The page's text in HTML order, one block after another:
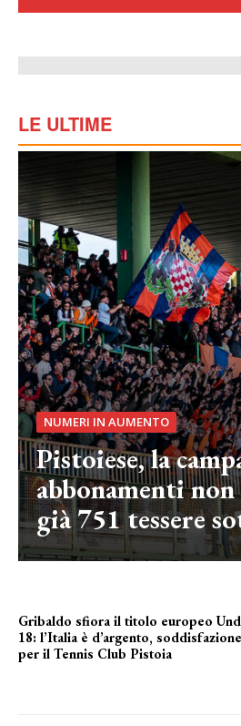
LE ULTIME
NUMERI IN AUMENTO
Pistoiese, la
abbonamenti
già 751 tessere
Gribaldo sfiora il titolo europeo
18: l’Italia è d’argento, soddisfazione
per il Tennis Club Pistoia